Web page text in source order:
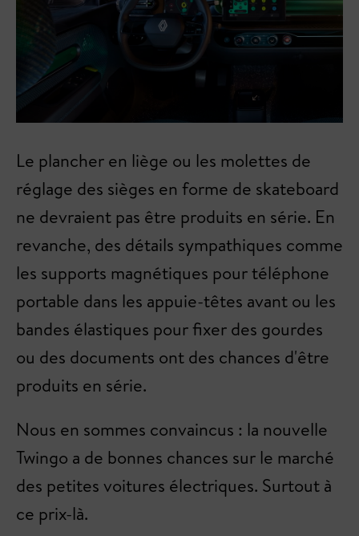
Le plancher en liège ou les molettes de
réglage des sièges en forme de skateboard
ne devraient pas être produits en série. En
revanche, des détails sympathiques comme
les supports magnétiques pour téléphone
portable dans les appuie-têtes avant ou les
bandes élastiques pour fixer des gourdes
ou des documents ont des chances d'être
produits en série.
Nous en sommes convaincus : la nouvelle
Twingo a de bonnes chances sur le marché
des petites voitures électriques. Surtout à
ce prix-là.